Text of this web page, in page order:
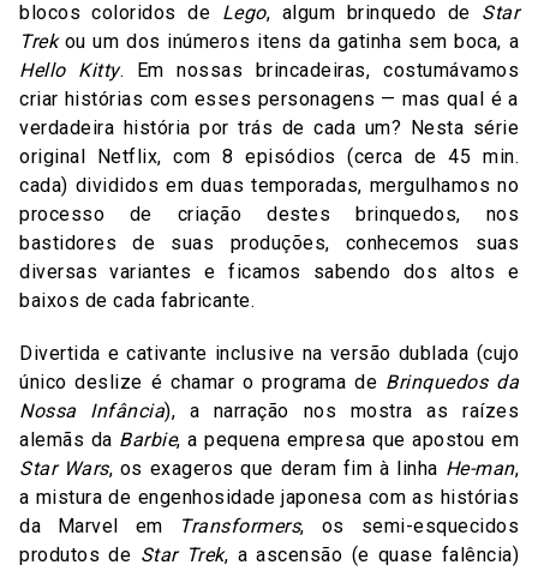
blocos coloridos de Lego, algum brinquedo de Star
Trekou um dos inúmeros itens da gatinha sem boca, a
Hello Kitty. Em nossas brincadeiras, costumávamos
criar histórias com esses personagens — mas qual é a
verdadeira história por trás de cada um? Nesta série
original Netflix, com 8 episódios (cerca de 45 min.
cada) divididos em duas temporadas, mergulhamos no
processo de criação destes brinquedos, nos
bastidores de suas produções, conhecemos suas
diversas variantes e ficamos sabendo dos altos e
baixos de cada fabricante.
Divertida e cativante inclusive na versão dublada (cujo
único deslize é chamar o programa de Brinquedos da
Nossa Infância), a narração nos mostra as raízes
alemãs da Barbie, a pequena empresa que apostou em
Star Wars, os exageros que deram fim à linha He-man,
a mistura de engenhosidade japonesa com as histórias
da Marvel em
Transformers, os semi-esquecidos
produtos de Star Trek, a ascensão (e quase falência)